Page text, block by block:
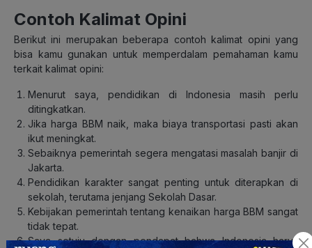
Contoh Kalimat Opini
Berikut ini merupakan beberapa contoh kalimat opini yang
bisa kamu gunakan untuk memperdalam pemahaman kamu
terkait kalimat opini:
Menurut saya, pendidikan di Indonesia masih perlu
ditingkatkan.
Jika harga BBM naik, maka biaya transportasi pasti akan
ikut meningkat.
Sebaiknya pemerintah segera mengatasi masalah banjir di
Jakarta.
Pendidikan karakter sangat penting untuk diterapkan di
sekolah, terutama jenjang Sekolah Dasar.
Kebijakan pemerintah tentang kenaikan harga BBM sangat
tidak tepat.
Saya setuju dengan pendapat bahwa Indonesia harus